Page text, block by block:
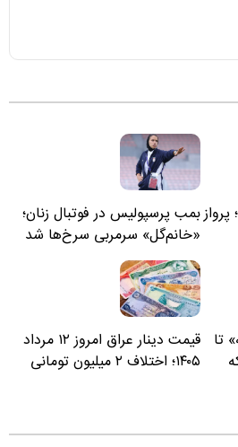
بمب پرسپولیس در فوتبال زنان؛
«خانم‌گل» سرمربی سرخ‌ها شد
تا
قیمت دینار عراق امروز ۱۲ مرداد
۱۴۰۵؛ اختلاف ۲ میلیون تومانی